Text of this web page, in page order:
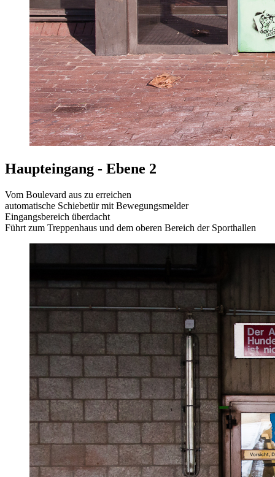
Haupteingang - Ebene 2
Vom Boulevard aus zu erreichen
automatische Schiebetür mit Bewegungsmelder
Eingangsbereich überdacht
Führt zum Treppenhaus und dem oberen Bereich der Sporthallen